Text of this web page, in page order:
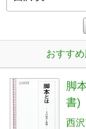
おすす
脚
書)
西